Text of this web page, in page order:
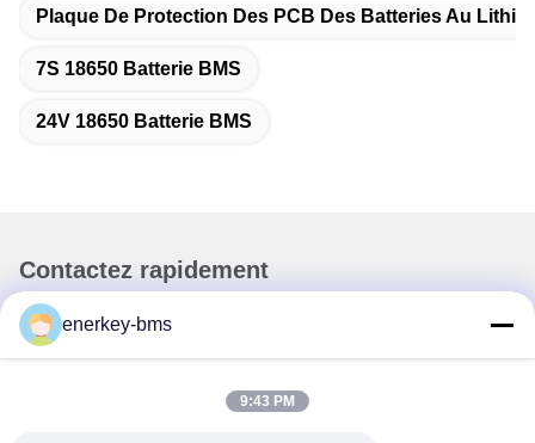
Plaque De Protection Des PCB Des Batteries Au
7S 18650 Batterie BMS
24V 18650 Batterie BMS
Contactez rapidement
Adresse
La zone A, 9e étage, bâtiment G, parc industriel à faible
teneur en carbone de Guancheng, communauté Shangcun,
rue Gongming, district de Guangming, Shenzhen, Chine,
enerkey-bms
9:43 PM